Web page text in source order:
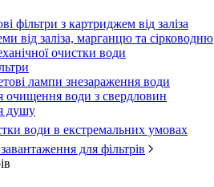
фільтри з картриджем від заліза
від заліза, марганцю та сірководню
очистки води
лампи знезараження води
очищення води з свердловин
душу
води в екстремальних умовах
для фільтрів